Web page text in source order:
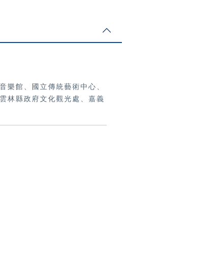
樂館、國立傳統藝術中心、
林縣政府文化觀光處、嘉義